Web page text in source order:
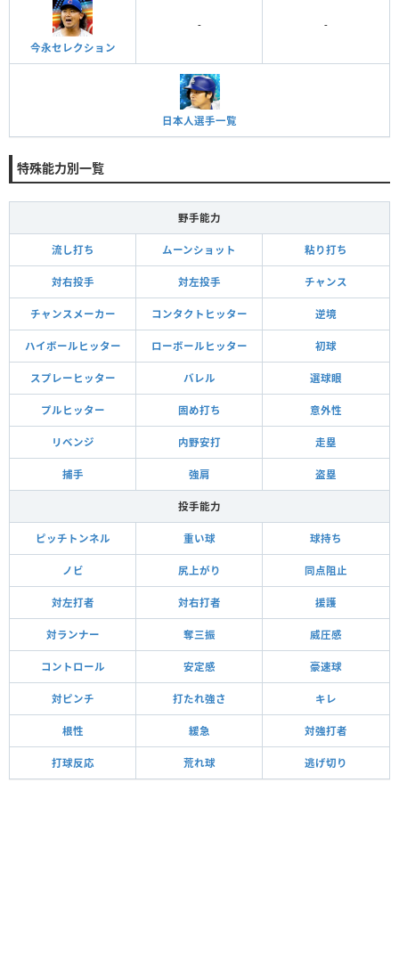
今永セレクション
- -
日本人選手一覧
特殊能力別一覧
野手能力
流し打ち ムーンショット 粘り打ち
対右投手 対左投手 チャンス
チャンスメーカー コンタクトヒッター 逆境
ハイボールヒッター ローボールヒッター 初球
スプレーヒッター バレル 選球眼
プルヒッター 固め打ち 意外性
リベンジ 内野安打 走塁
捕手 強肩 盗塁
投手能力
ピッチトンネル 重い球 球持ち
ノビ 尻上がり 同点阻止
対左打者 対右打者 援護
対ランナー 奪三振 威圧感
コントロール 安定感 豪速球
対ピンチ 打たれ強さ キレ
根性 緩急 対強打者
打球反応 荒れ球 逃げ切り